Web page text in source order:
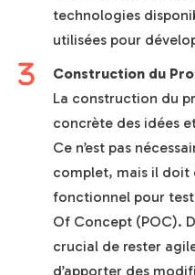
technologies
utilisées pour
Construction du
La construction du
concrète des idées
Ce n’est pas
complet, mais il doit
fonctionnel pour
Of Concept (POC).
crucial de rester
d’apporter des